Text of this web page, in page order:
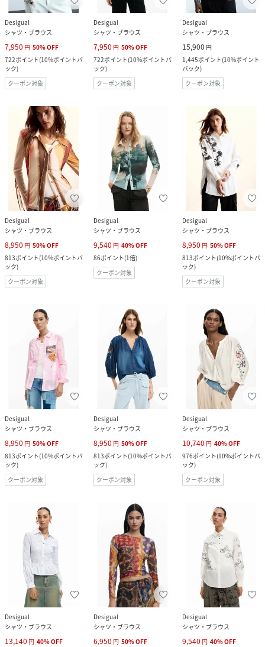
Desigual
シャツ・ブラウス
7,950 円 50%OFF
722ポイント(10%ポイントバ
ック)
クーポン対象
Desigual
シャツ・ブラウス
7,950 円 50%OFF
722ポイント(10%ポイントバ
ック)
クーポン対象
Desigual
シャツ・ブラウス
15,900 円
1,445ポイント(10%ポイント
バック)
クーポン対象
Desigual
シャツ・ブラウス
8,950 円 50%OFF
813ポイント(10%ポイントバ
ック)
クーポン対象
Desigual
シャツ・ブラウス
9,540 円 40%OFF
86ポイント(1倍)
クーポン対象
Desigual
シャツ・ブラウス
8,950 円 50%OFF
813ポイント(10%ポイントバ
ック)
クーポン対象
Desigual
シャツ・ブラウス
8,950 円 50%OFF
813ポイント(10%ポイントバ
ック)
クーポン対象
Desigual
シャツ・ブラウス
8,950 円 50%OFF
813ポイント(10%ポイントバ
ック)
クーポン対象
Desigual
シャツ・ブラウス
10,740 円 40%OFF
976ポイント(10%ポイントバ
ック)
クーポン対象
Desigual
シャツ・ブラウス
13,140 円 40%OFF
Desigual
シャツ・ブラウス
6,950 円 50%OFF
Desigual
シャツ・ブラウス
9,540 円 40%OFF